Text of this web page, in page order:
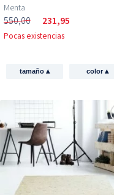
Menta
550,00 231,95
Pocas existencias
tamaño ▴ color▴